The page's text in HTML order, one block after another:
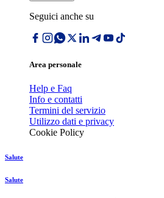
Seguici anche su
Area personale
Help e Faq
Info e contatti
Termini del servizio
Utilizzo dati e privacy
Cookie Policy
Salute
Salute